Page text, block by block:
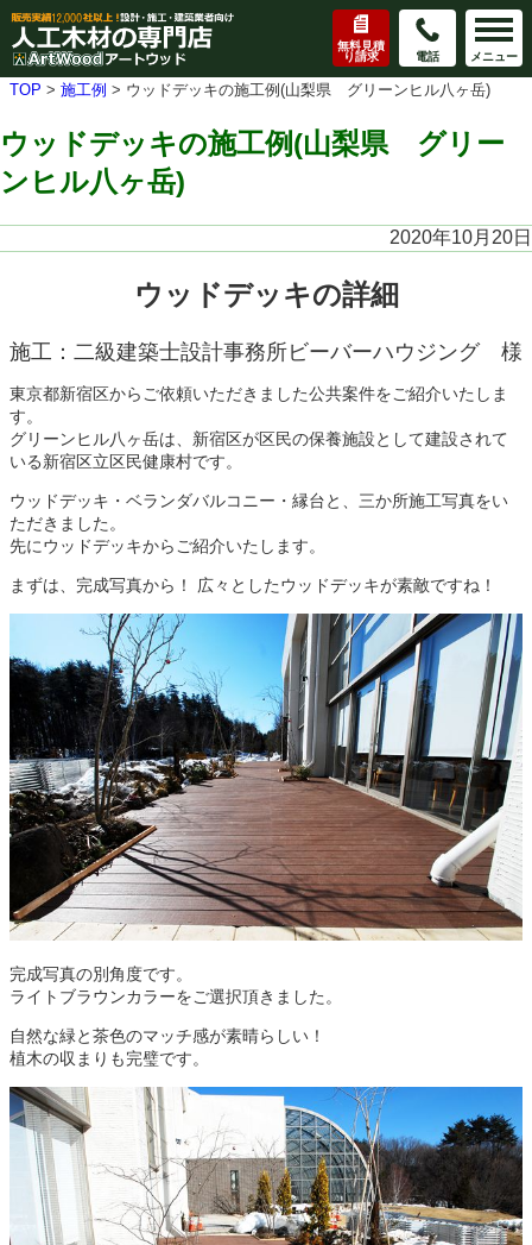
無料見積
り請求
電話 メニュー
TOP > 施工例 > ウッドデッキの施工例(山梨県 グリーンヒル八ヶ岳)
ウッドデッキの施工例(山梨県 グリー
ンヒル八ヶ岳)
2020年10月20日
ウッドデッキの詳細
施工：二級建築士設計事務所ビーバーハウジング 様
東京都新宿区からご依頼いただきました公共案件をご紹介いたしま
す。
グリーンヒル八ヶ岳は、 新宿区が区民の保養施設として建設されて
いる新宿区立区民健康村です。
ウッドデッキ・ベランダバルコニー・縁台と、三か所施工写真をい
ただきました。
先にウッドデッキからご紹介いたします。
まずは、完成写真から！ 広々としたウッドデッキが素敵ですね！
完成写真の別角度です。
ライトブラウンカラーをご選択頂きました。
自然な緑と茶色のマッチ感が素晴らしい！
植木の収まりも完璧です。